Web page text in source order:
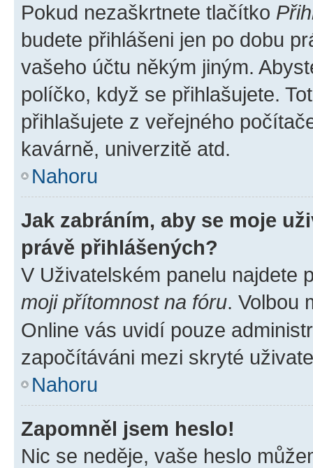
Pokud nezaškrtnete tlačítko
budete přihlášeni jen po dobu
vašeho účtu někým jiným.
políčko, když se přihlašujete.
přihlašujete z veřejného
kavárně, univerzitě atd.
Nahoru
Jak zabráním, aby se moje
právě přihlášených?
V Uživatelském panelu najdete
moji přítomnost na fóru. Volbou
Online vás uvidí pouze
započítáváni mezi skryté
Nahoru
Zapomněl jsem heslo!
Nic se neděje, vaše heslo